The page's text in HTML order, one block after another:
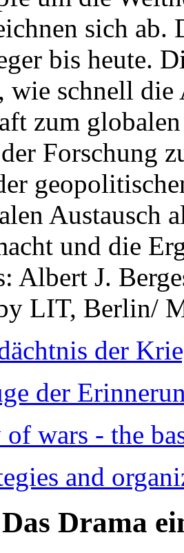
sich
bis heute.
schnell die
zum
Forschung
Austausch
und die
Albert J.
LIT, Berlin/
der
der
wars - the
and
Drama